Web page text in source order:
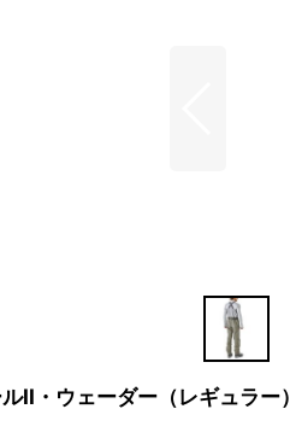
・ウェーダー（レギュラー）